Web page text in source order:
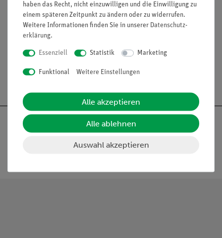
Funktion und Verwendung
Zum Übergang von BNC-Buchsen auf 4-mm-Stecker.
haben das Recht, nicht einzuwilligen und die Einwilligung zu
einem späteren Zeitpunkt zu ändern oder zu widerrufen.
Weitere Informationen finden Sie in unserer Daten­schutz­
erklärung.
Essenziell Statistik Marketing
Funktional Weitere Einstellungen
Alle akzeptieren
Alle ablehnen
Auswahl akzeptieren